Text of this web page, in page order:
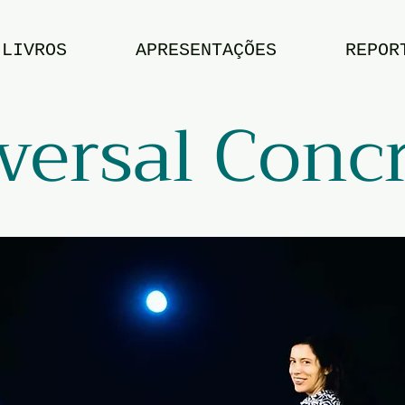
LIVROS APRESENTAÇÕES